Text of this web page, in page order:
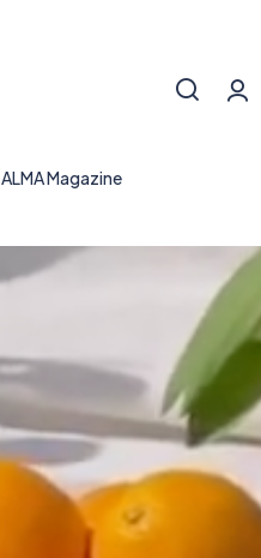
ALMA Magazine